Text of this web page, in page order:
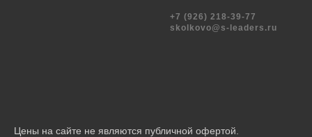
+7 (926) 218-39-77
skolkovo@s-leaders.ru
Цены на сайте не являются публичной офертой.